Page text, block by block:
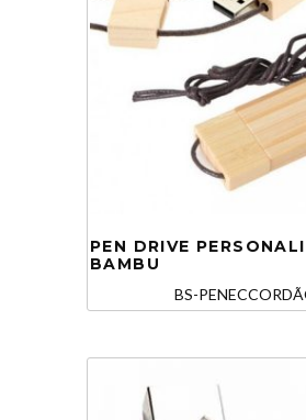
PEN DRIVE
BAMBU
BS-